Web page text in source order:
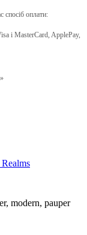
оплати:
і MasterCard, ApplePay,
modern, pauper